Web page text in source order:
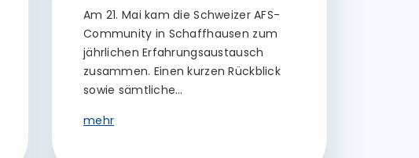
Am 21. Mai kam die Schweizer AFS-
Community in Schaffhausen zum
jährlichen Erfahrungsaustausch
zusammen. Einen kurzen Rückblick
sowie sämtliche…
mehr